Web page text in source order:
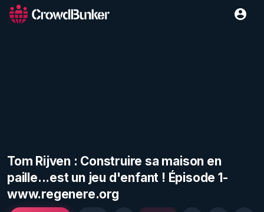
Tom Rijven : Construire sa maison en
paille...est un jeu d'enfant ! Épisode 1-
www.regenere.org